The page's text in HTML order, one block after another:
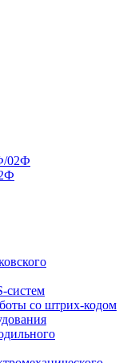
02Ф
систем
со штрих-кодом